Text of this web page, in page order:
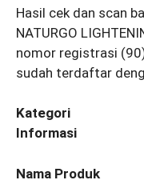
Hasil cek dan scan
NATURGO
nomor registrasi
sudah terdaftar
Kategori
Informasi
Nama Produk